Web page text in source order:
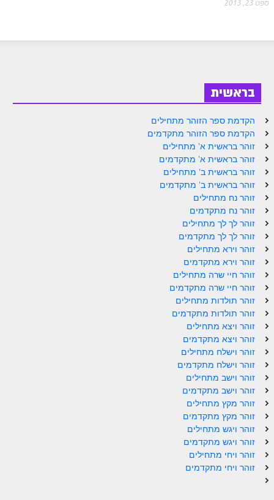
זוהר שלח לך למתחילים
זוהר שלח לך למתקדמים
זוהר קורח למתחילים
זוהר קורח למתקדמים
חוקת למתחילים
זוהר בלק למתחילים
זוהר בלק למתקדמים
זוהר פנחס למתחילים
ספר הזוהר – דברים
זוהר ואתחנן למתחילים
זוהר ואתחנן למתקדמים
זוהר הקדוש עקב למתקדמים
זהר שופטים מתחילים
זהר שופטים מתקדמים
ספט 23, 2013
בראשית
הקדמת ספר הזוהר מתחילים
הקדמת ספר הזוהר מתקדמים
זוהר בראשית א' מתחילים
זוהר בראשית א' מתקדמים
זוהר בראשית ב' מתחילים
זוהר בראשית ב' מתקדמים
זוהר נח מתחילים
זוהר נח מתקדמים
זוהר לך לך מתחילים
זוהר לך לך מתקדמים
זוהר וירא מתחילים
זוהר וירא מתקדמים
זוהר חיי שרה מתחילים
זוהר חיי שרה מתקדמים
זוהר תולדות מתחילים
זוהר תולדות מתקדמים
זוהר ויצא מתחילים
זוהר ויצא מתקדמים
זוהר וישלח מתחילים
זוהר וישלח מתקדמים
זוהר וישב מתחילים
זוהר וישב מתקדמים
זוהר מקץ מתחילים
זוהר מקץ מתקדמים
זוהר ויגש מתחילים
זוהר ויגש מתקדמים
זוהר ויחי מתחילים
זוהר ויחי מתקדמים